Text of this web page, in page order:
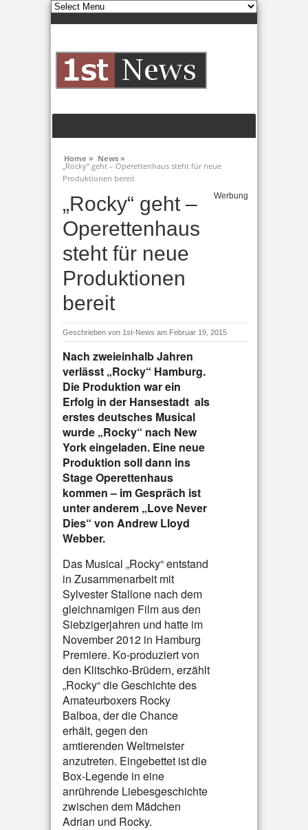
Home » News »
„Rocky“ geht – Operettenhaus steht für neue
Produktionen bereit
„Rocky“ geht –
Operettenhaus
steht für neue
Produktionen
bereit
Werbung
Geschrieben von 1st-News am Februar 19, 2015
Nach zweieinhalb Jahren
verlässt „Rocky“ Hamburg.
Die Produktion war ein
Erfolg in der Hansestadt ­ als
erstes deutsches Musical
wurde „Rocky“ nach New
York eingeladen. Eine neue
Produktion soll dann ins
Stage Operettenhaus
kommen – im Gespräch ist
unter anderem „Love Never
Dies“ von Andrew Lloyd
Webber.
Das Musical „Rocky“ entstand
in Zusammenarbeit mit
Sylvester Stallone nach dem
gleichnamigen Film aus den
Siebzigerjahren und hatte im
November 2012 in Hamburg
Premiere. Ko-produziert von
den Klitschko-Brüdern, erzählt
„Rocky“ die Geschichte des
Amateurboxers Rocky
Balboa, der die Chance
erhält, gegen den
amtierenden Weltmeister
anzutreten. Eingebettet ist die
Box-Legende in eine
anrührende Liebesgeschichte
zwischen dem Mädchen
Adrian und Rocky.